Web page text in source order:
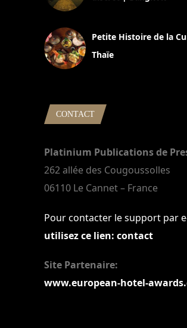
Petite Histoire de la
Thaïe
CONTACT
Platinium Publications de
262 allée des Cougoussolles
06110 Le Cannet – France
Pour contacter le support par
utilisez ce lien: contact
Site Partenaire:
www.european-hotel-